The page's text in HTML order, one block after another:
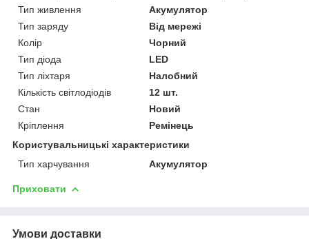
Тип живлення
Акумулятор
Тип заряду
Від мережі
Колір
Чорний
Тип діода
LED
Тип ліхтаря
Налобний
Кількість світлодіодів
12 шт.
Стан
Новий
Кріплення
Ремінець
Користувальницькі характеристики
Тип харчування
Акумулятор
Приховати
Умови доставки